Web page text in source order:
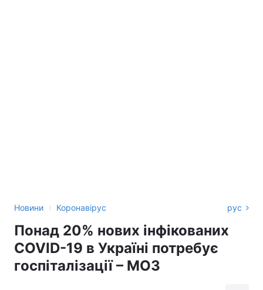
Новини › Коронавірус рус
Понад 20% нових інфікованих
COVID-19 в Україні потребує
госпіталізації – МОЗ